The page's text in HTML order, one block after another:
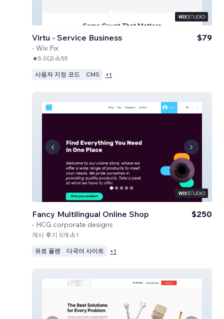
Virtu - Service Business
- Wix Fix
$79
5.0(2) 55
사용자 지정 코드 CMS +1
Fancy Multilingual Online Shop
- HCG corporate designs
$250
게시 후기 0개 1
유료 플랜 다국어 사이트 +1